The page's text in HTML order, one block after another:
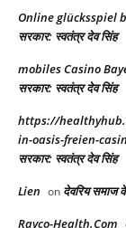
Online glücksspiel
सरकार: स्वतंत्र देव सिंह
mobiles Casino
सरकार: स्वतंत्र देव सिंह
https://
in-oasis-freien-
सरकार: स्वतंत्र देव सिंह
Lien on देवरिय समाज
Rayco-Health.Com